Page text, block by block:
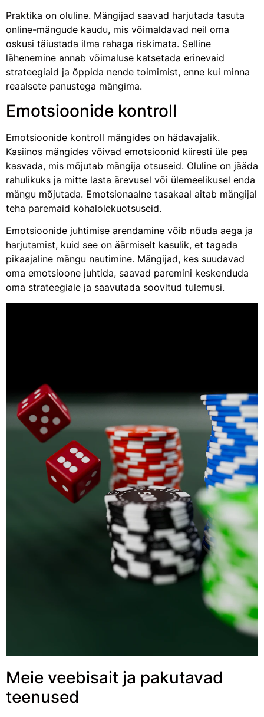
Praktika on oluline. Mängijad saavad harjutada tasuta
online-mängude kaudu, mis võimaldavad neil oma
oskusi täiustada ilma rahaga riskimata. Selline
lähenemine annab võimaluse katsetada erinevaid
strateegiaid ja õppida nende toimimist, enne kui minna
reaalsete panustega mängima.
Emotsioonide kontroll
Emotsioonide kontroll mängides on hädavajalik.
Kasiinos mängides võivad emotsioonid kiiresti üle pea
kasvada, mis mõjutab mängija otsuseid. Oluline on jääda
rahulikuks ja mitte lasta ärevusel või ülemeelikusel enda
mängu mõjutada. Emotsionaalne tasakaal aitab mängijal
teha paremaid kohalolekuotsuseid.
Emotsioonide juhtimise arendamine võib nõuda aega ja
harjutamist, kuid see on äärmiselt kasulik, et tagada
pikaajaline mängu nautimine. Mängijad, kes suudavad
oma emotsioone juhtida, saavad paremini keskenduda
oma strateegiale ja saavutada soovitud tulemusi.
Meie veebisait ja pakutavad
teenused